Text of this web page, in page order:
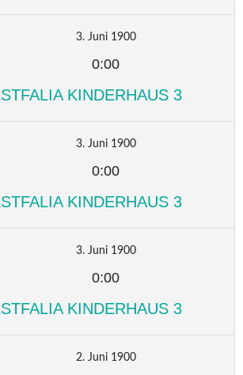
3. Juni 1900
0:00
KINDERHAUS 3
3. Juni 1900
0:00
KINDERHAUS 3
3. Juni 1900
0:00
KINDERHAUS 3
2. Juni 1900